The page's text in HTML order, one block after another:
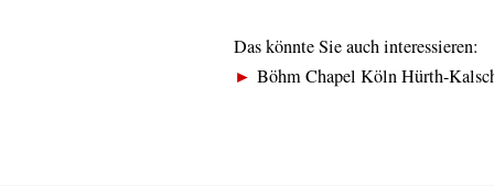
Das könnte Sie auch interessieren:
► Böhm Chapel Köln Hürth-